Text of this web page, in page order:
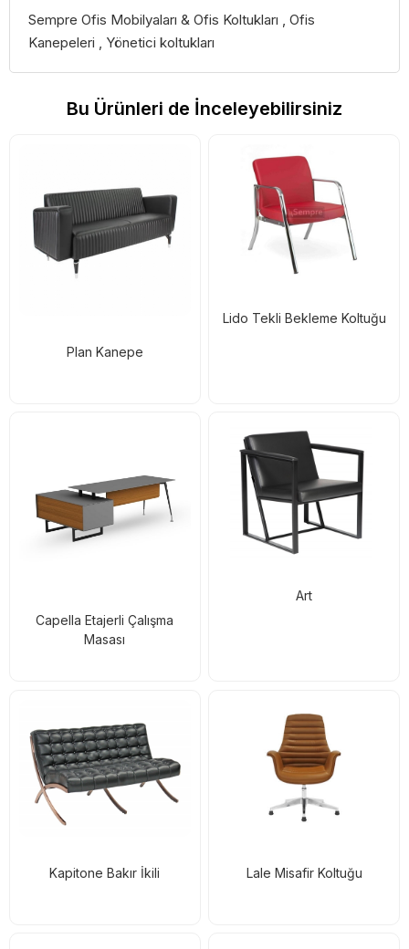
Sempre Ofis Mobilyaları & Ofis Koltukları , Ofis
Kanepeleri , Yönetici koltukları
Bu Ürünleri de İnceleyebilirsiniz
Plan Kanepe
Lido Tekli Bekleme Koltuğu
Capella Etajerli Çalışma
Masası
Art
Kapitone Bakır İkili Lale Misafir Koltuğu